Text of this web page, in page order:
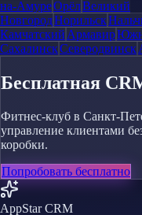
на-АмуреОрёлВеликий
НовгородНорильск
Камчатский Армавир
СахалинскСеверодвинск
Бесплатная
Фитнес-клуб в Санкт-
управление клиентами
коробки.
Попробовать бесплатно
AppStar CRM